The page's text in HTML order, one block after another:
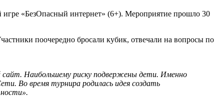
«БезОпасный интернет» (6+). Мероприятие прошло 30
поочередно бросали кубик, отвечали на вопросы по
Наибольшему риску подвержены дети. Именно
Во время турнира родилась идея создать